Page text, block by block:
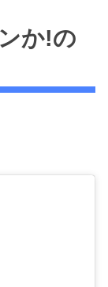
か!の